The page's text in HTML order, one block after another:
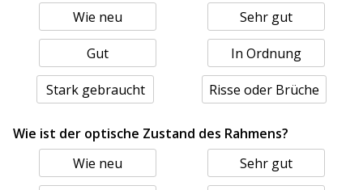
Wie neu
Sehr gut
Gut In Ordnung
Stark gebraucht Risse oder Brüche
Wie ist der optische Zustand des Rahmens?
Wie neu
Sehr gut